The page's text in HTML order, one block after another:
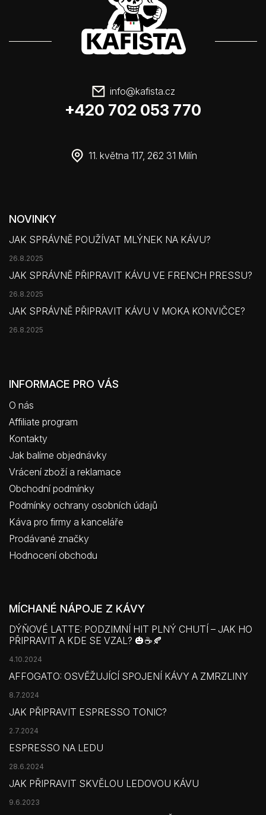
info@kafista.cz
+420 702 053 770
11. května 117, 262 31 Milín
NOVINKY
JAK SPRÁVNĚ POUŽÍVAT MLÝNEK NA KÁVU?
26.8.2025
JAK SPRÁVNĚ PŘIPRAVIT KÁVU VE FRENCH PRESSU?
26.8.2025
JAK SPRÁVNĚ PŘIPRAVIT KÁVU V MOKA KONVIČCE?
26.8.2025
INFORMACE PRO VÁS
O nás
Affiliate program
Kontakty
Jak balíme objednávky
Vrácení zboží a reklamace
Obchodní podmínky
Podmínky ochrany osobních údajů
Káva pro firmy a kanceláře
Prodávané značky
Hodnocení obchodu
MÍCHANÉ NÁPOJE Z KÁVY
DÝŇOVÉ LATTE: PODZIMNÍ HIT PLNÝ CHUTÍ – JAK HO
PŘIPRAVIT A KDE SE VZAL? 🎃☕🍂
4.10.2024
AFFOGATO: OSVĚŽUJÍCÍ SPOJENÍ KÁVY A ZMRZLINY
8.7.2024
JAK PŘIPRAVIT ESPRESSO TONIC?
2.7.2024
ESPRESSO NA LEDU
28.6.2024
JAK PŘIPRAVIT SKVĚLOU LEDOVOU KÁVU
9.6.2023